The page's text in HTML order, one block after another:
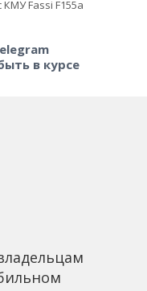
КМУ Fassi F155a
в курсе